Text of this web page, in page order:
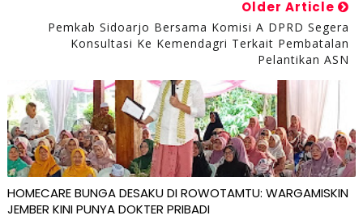
Older Article
Pemkab Sidoarjo Bersama Komisi A DPRD Segera
Konsultasi Ke Kemendagri Terkait Pembatalan
Pelantikan ASN
HOMECARE BUNGA DESAKU DI ROWOTAMTU: WARGAMISKIN
JEMBER KINI PUNYA DOKTER PRIBADI